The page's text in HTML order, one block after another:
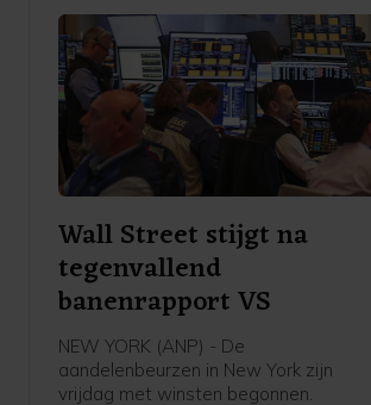
Wall Street stijgt na
tegenvallend
banenrapport VS
NEW YORK (ANP) - De
aandelenbeurzen in New York zijn
vrijdag met winsten begonnen.